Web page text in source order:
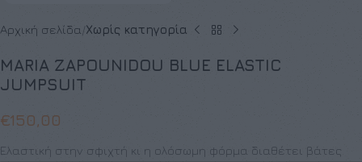
Αρχική σελίδα Χωρίς κατηγορία
MARIA ZAPOUNIDOU BLUE ELASTIC
JUMPSUIT
€150,00
Ελαστική στην σφιχτή κι η ολόσωμη φόρμα διαθέτει βάτες